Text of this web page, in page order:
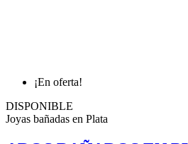
¡En oferta!
DISPONIBLE
Joyas bañadas en Plata